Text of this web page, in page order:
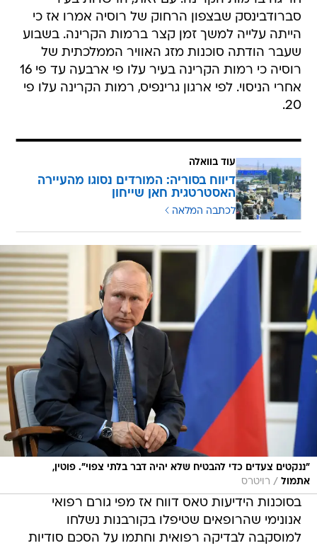
סברודבינסק שבצפון הרחוק של רוסיה אמרו אז כי
הייתה עלייה למשך זמן קצר ברמות הקרינה. בשבוע
שעבר הודתה סוכנות מזג האוויר הממלכתית של
רוסיה כי רמות הקרינה בעיר עלו פי ארבעה עד פי 16
אחרי הניסוי. לפי ארגון גרינפיס, רמות הקרינה עלו פי
20.
עוד בוואלה
דיווח בסוריה: המורדים נסוגו מהעיירה
האסטרטגית חאן שייחון
לכתבה המלאה
"ננקטים צעדים כדי להבטיח שלא יהיה דבר בלתי צפוי". פוטין,
אתמול / רויטרס
בסוכנות הידיעות טאס דווח אז מפי גורם רפואי
אנונימי שהרופאים שטיפלו בקורבנות נשלחו
למוסקבה לבדיקה רפואית וחתמו על הסכם סודיות